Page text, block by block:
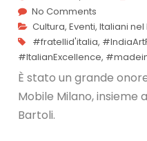
No Comments
Cultura,Eventi,Italiani
#fratellid'italia,
#ItalianExcellence,
È stato un grande
Mobile Milano, insieme
Bartoli.